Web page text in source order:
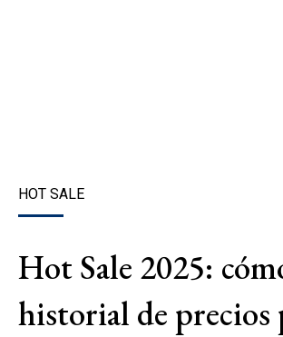
HOT SALE
Hot Sale 2025:
historial de precios